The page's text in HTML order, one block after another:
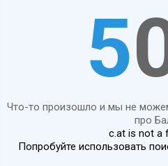
5
Что-то произошло и мы не
про
c.at is not a
Попробуйте использовать